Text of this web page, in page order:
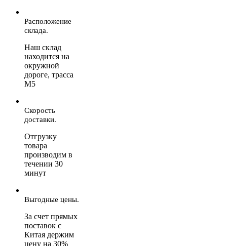
Расположение
склада.
Наш склад
находится на
окружной
дороге, трасса
М5
Скорость
доставки.
Отгрузку
товара
производим в
течении 30
минут
Выгодные цены.
За счет прямых
поставок с
Китая держим
цену на 30%